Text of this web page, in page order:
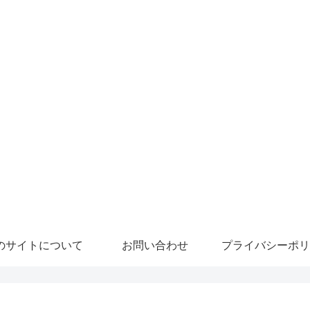
サイトについて お問い合わせ プライバシーポ